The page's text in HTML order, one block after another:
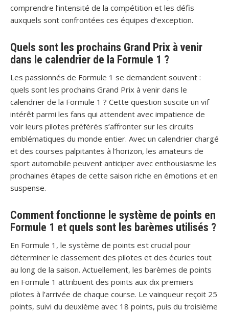
comprendre l’intensité de la compétition et les défis
auxquels sont confrontées ces équipes d’exception.
Quels sont les prochains Grand Prix à venir
dans le calendrier de la Formule 1 ?
Les passionnés de Formule 1 se demandent souvent :
quels sont les prochains Grand Prix à venir dans le
calendrier de la Formule 1 ? Cette question suscite un vif
intérêt parmi les fans qui attendent avec impatience de
voir leurs pilotes préférés s’affronter sur les circuits
emblématiques du monde entier. Avec un calendrier chargé
et des courses palpitantes à l’horizon, les amateurs de
sport automobile peuvent anticiper avec enthousiasme les
prochaines étapes de cette saison riche en émotions et en
suspense.
Comment fonctionne le système de points en
Formule 1 et quels sont les barèmes utilisés ?
En Formule 1, le système de points est crucial pour
déterminer le classement des pilotes et des écuries tout
au long de la saison. Actuellement, les barèmes de points
en Formule 1 attribuent des points aux dix premiers
pilotes à l’arrivée de chaque course. Le vainqueur reçoit 25
points, suivi du deuxième avec 18 points, puis du troisième